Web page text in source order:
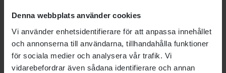
Denna webbplats använder cookies
Vi använder enhetsidentifierare för att anpassa innehållet
och annonserna till användarna, tillhandahålla funktioner
för sociala medier och analysera vår trafik. Vi
vidarebefordrar även sådana identifierare och annan
Medarbetare
Vi är här för att hjälpa dig! På
denna sida finner du
kontaktuppgifter till